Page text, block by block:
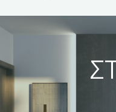
Δυο όροφοι
κρεβατοκάμαρες
άτομα. Στον
μια